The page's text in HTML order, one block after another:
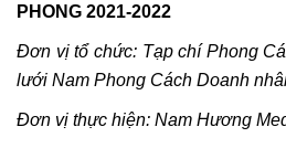
PHONG 2021-2022
Đơn vị tổ chức: Tạp chí Phong
lưới Nam Phong Cách Doanh
Đơn vị thực hiện: Nam Hương